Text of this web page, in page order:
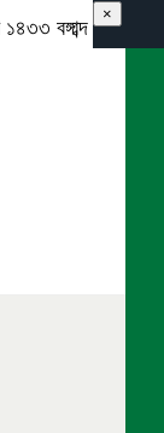
বঙ্গাব্দ
×